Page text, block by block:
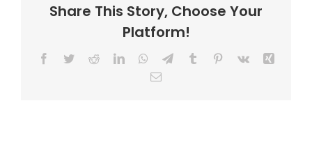
Share This Story, Choose Your
Platform!
Facebook
TwitterRedditLinkedInWhatsApp
TelegramTumblr Pinterest
Vk
Email